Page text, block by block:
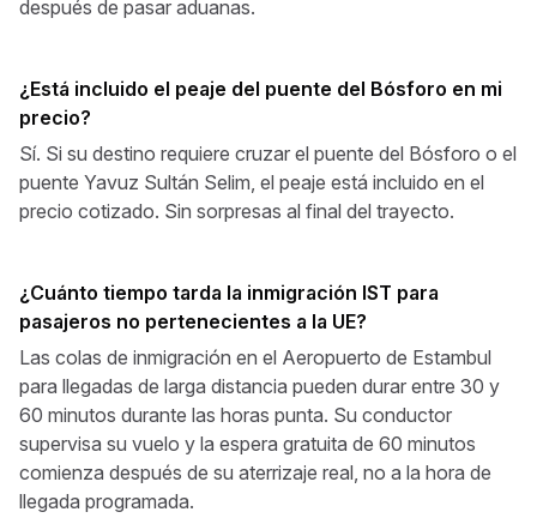
después de pasar aduanas.
¿Está incluido el peaje del puente del Bósforo en mi
precio?
Sí. Si su destino requiere cruzar el puente del Bósforo o el
puente Yavuz Sultán Selim, el peaje está incluido en el
precio cotizado. Sin sorpresas al final del trayecto.
¿Cuánto tiempo tarda la inmigración IST para
pasajeros no pertenecientes a la UE?
Las colas de inmigración en el Aeropuerto de Estambul
para llegadas de larga distancia pueden durar entre 30 y
60 minutos durante las horas punta. Su conductor
supervisa su vuelo y la espera gratuita de 60 minutos
comienza después de su aterrizaje real, no a la hora de
llegada programada.